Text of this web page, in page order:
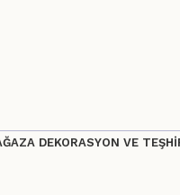
DEKORASYON VE